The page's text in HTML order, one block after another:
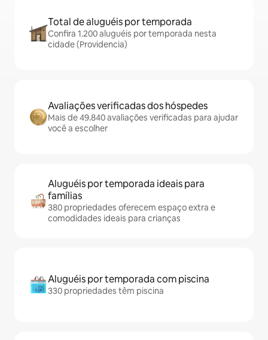
Total de aluguéis por temporada
Confira 1.200 aluguéis por temporada nesta
cidade (Providencia)
Avaliações verificadas dos hóspedes
Mais de 49.840 avaliações verificadas para ajudar
você a escolher
Aluguéis por temporada ideais para
famílias
380 propriedades oferecem espaço extra e
comodidades ideais para crianças
Aluguéis por temporada com piscina
330 propriedades têm piscina